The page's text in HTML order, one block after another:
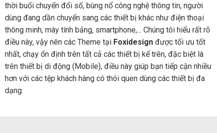
thời buổi chuyển đổi số, bùng nổ công nghệ thông tin, người
dùng đang dần chuyển sang các thiết bị khác như điện thoại
thông minh, máy tính bảng, smartphone,... Chúng tôi hiểu rất rõ
điều này, vậy nên các Theme tại Foxidesign được tối ưu tốt
nhất, chạy ổn định trên tất cả các thiết bị kể trên, đặc biệt là
trên thiết bị di động (Mobile), điều này giúp bạn tiếp cận nhiều
hơn với các tệp khách hàng có thói quen dùng các thiết bị đa
dạng.